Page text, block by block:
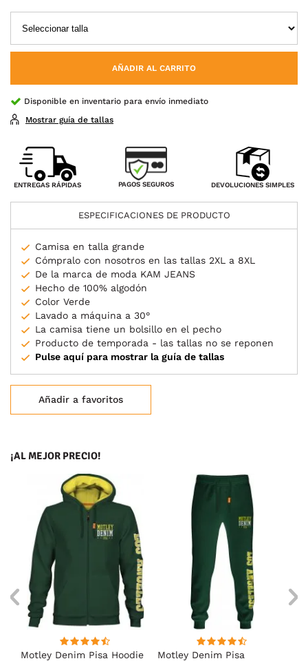
AÑADIR AL CARRITO
Disponible en inventario para envío inmediato
Mostrar guía de tallas
ENTREGAS RÁPIDAS PAGOS SEGUROS DEVOLUCIONES SIMPLES
ESPECIFICACIONES DE PRODUCTO
Camisa en talla grande
Cómpralo con nosotros en las tallas 2XL a 8XL
De la marca de moda KAM JEANS
Hecho de 100% algodón
Color Verde
Lavado a máquina a 30°
La camisa tiene un bolsillo en el pecho
Producto de temporada - las tallas no se reponen
Pulse aquí para mostrar la guía de tallas
Añadir a favoritos
¡AL MEJOR PRECIO!
Motley Denim Pisa Hoodie
Motley Denim Pisa